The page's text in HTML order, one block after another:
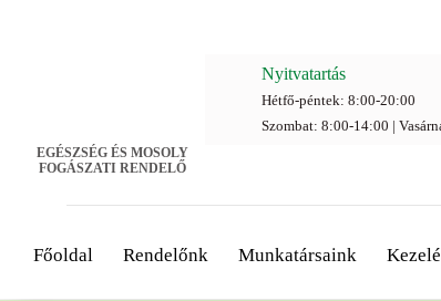
EGÉSZSÉG ÉS MOSOLY
FOGÁSZATI RENDELŐ
Nyitvatartás
Hétfő-péntek: 8:00-20:00
Szombat: 8:00-14:00 |
Főoldal Rendelőnk Munkatársaink